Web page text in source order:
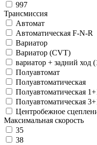
997
Трансмиссия
Автомат
Автоматическая F-N-R
Вариатор
Вариатор (CVT)
вариатор + задний ход
Полуавтомат
Полуавтоматическая
Полуавтоматическая
Полуавтоматическая
Центробежное
Максимальная скорость
35
38